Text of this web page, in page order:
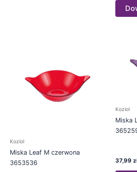
Koziol
Miska Leaf M czerwona
3653536
Koziol
Miska
37,99